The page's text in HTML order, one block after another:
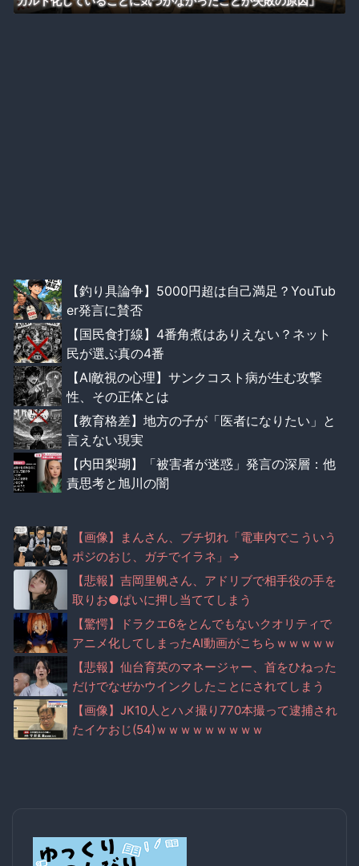
【釣り具論争】5000円超は自己満足？YouTub
er発言に賛否
【国民食打線】4番角煮はありえない？ネット
民が選ぶ真の4番
【AI敵視の心理】サンクコスト病が生む攻撃
性、その正体とは
【教育格差】地方の子が「医者になりたい」と
言えない現実
【内田梨瑚】「被害者が迷惑」発言の深層：他
責思考と旭川の闇
【画像】まんさん、ブチ切れ「電車内でこういう
ポジのおじ、ガチでイラネ」→
【悲報】吉岡里帆さん、アドリブで相手役の手を
取りお●ぱいに押し当ててしまう
【驚愕】ドラクエ6をとんでもないクオリティで
アニメ化してしまったAI動画がこちらｗｗｗｗｗ
【悲報】仙台育英のマネージャー、首をひねった
だけでなぜかウインクしたことにされてしまう
【画像】JK10人とハメ撮り770本撮って逮捕され
たイケおじ(54)ｗｗｗｗｗｗｗｗｗ